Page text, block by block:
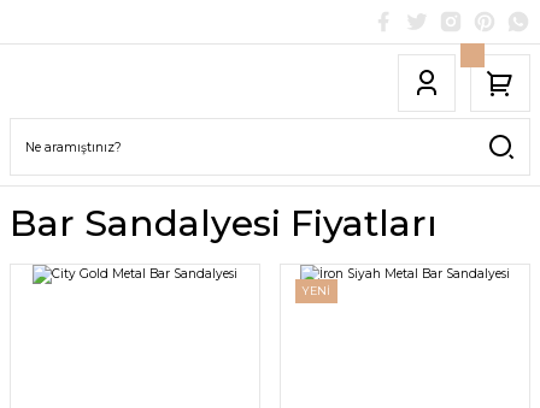
Bar Sandalyesi Fiyatları
YENİ